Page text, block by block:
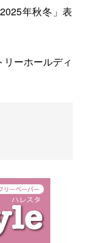
年秋冬」表
リーホールディ